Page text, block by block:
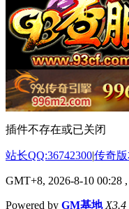
插件不存在或已关闭
站长QQ:36742300|传奇
GMT+8, 2026-8-10 00:28
Powered by GM基地 X3.4